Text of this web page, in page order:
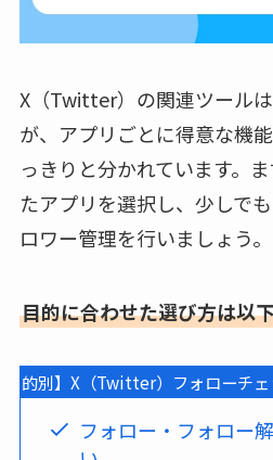
X（Twitter）の関連ツール
が、アプリごとに得意な機
っきりと分かれています。
たアプリを選択し、少しで
ロワー管理を行いましょう。
目的に合わせた選び方は以
目的別】X（Twitter）フォローチ
フォロー・フォロー